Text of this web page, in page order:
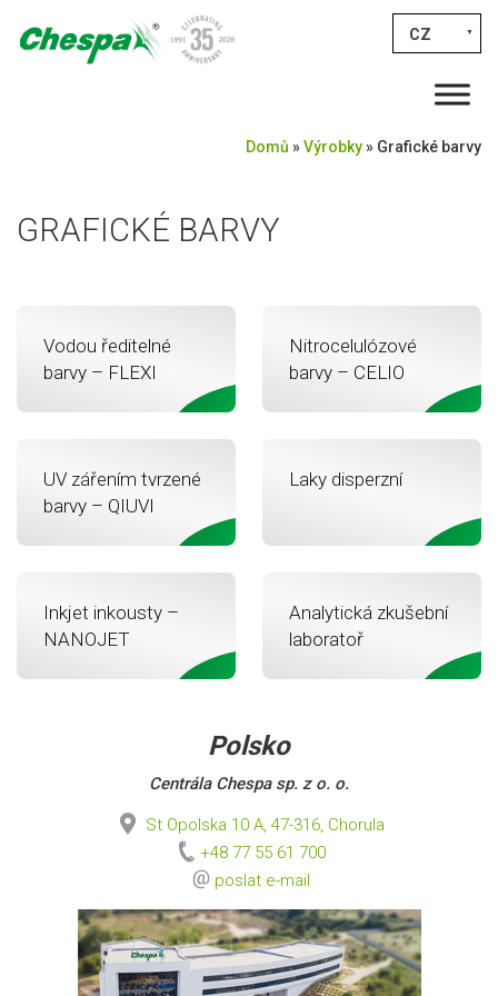
CZ ▼
Domů »Výrobky» Grafické barvy
GRAFICKÉ BARVY
Vodou ředitelné
barvy – FLEXI
Nitrocelulózové
barvy – CELIO
UV zářením tvrzené
barvy – QIUVI
Laky disperzní
Inkjet inkousty –
NANOJET
Analytická zkušební
laboratoř
Polsko
Centrála Chespa sp. z o. o.
St Opolska 10 A, 47-316, Chorula
+48 77 55 61 700
poslat e-mail